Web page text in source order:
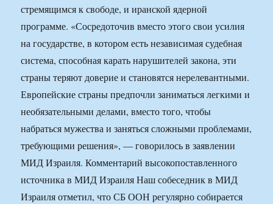
стремящимся к свободе, и иранской ядерной
программе. «Сосредоточив вместо этого свои усилия
на государстве, в котором есть независимая судебная
система, способная карать нарушителей закона, эти
страны теряют доверие и становятся нерелевантными.
Европейские страны предпочли заниматься легкими и
необязательными делами, вместо того, чтобы
набраться мужества и заняться сложными проблемами,
требующими решения», — говорилось в заявлении
МИД Израиля. Комментарий высокопоставленного
источника в МИД Израиля Наш собеседник в МИД
Израиля отметил, что СБ ООН регулярно собирается